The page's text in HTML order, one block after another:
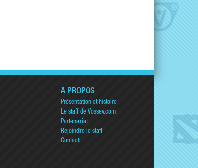
A PROPOS
Présentation et histoire
Le staff de Vossey.com
Partenariat
Rejoindre le staff
Contact